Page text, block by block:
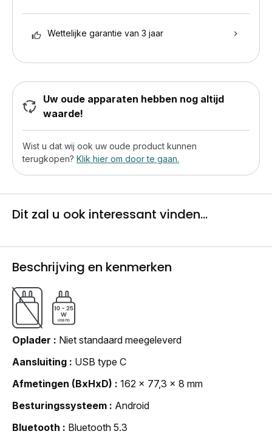
Wettelijke garantie van 3 jaar
Uw oude apparaten hebben nog altijd
waarde!
Wist u dat wij ook uw oude product kunnen
terugkopen? Klik hier om door te gaan.
Dit zal u ook interessant vinden...
Beschrijving en kenmerken
Oplader
Niet standaard meegeleverd
Aansluiting
USB type C
Afmetingen (BxHxD)
162 x 77,3 x 8 mm
Besturingssysteem
Android
Bluetooth
Bluetooth 5.3